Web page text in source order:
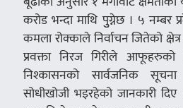
करोड भन्दा माथि पुुग्नेछ । ५ नम्बर
कमला रोक्काले निर्वाचन जितेको क्षेत्र
प्रवक्ता निरज गिरीले आफूहरुको
निश्कासनको सार्वजनिक
सोधीखोजी भइरहेको जानकारी